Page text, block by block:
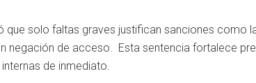
solo faltas graves justifican sanciones como
negación de acceso. Esta sentencia fortalece
de inmediato.